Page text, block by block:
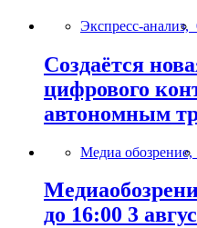
Экспресс-анализ,
Создаётся
цифрового
автономным
Медиа обозрение,
до 16:00 3